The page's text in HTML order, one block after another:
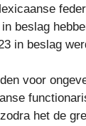
beslag
in beslag
voor
het de